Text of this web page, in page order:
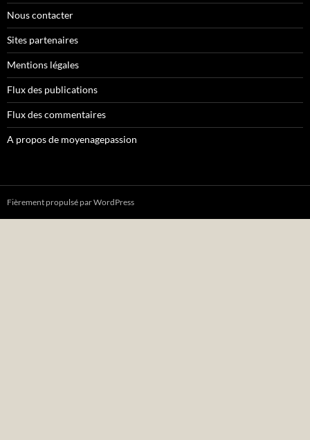
Nous contacter
Sites partenaires
Mentions légales
Flux des publications
Flux des commentaires
A propos de moyenagepassion
Fièrement propulsé par WordPress